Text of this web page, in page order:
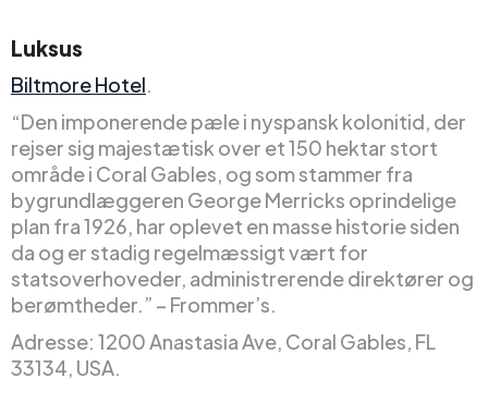
Luksus
Biltmore Hotel.
“Den imponerende pæle i nyspansk kolonitid, der
rejser sig majestætisk over et 150 hektar stort
område i Coral Gables, og som stammer fra
bygrundlæggeren George Merricks oprindelige
plan fra 1926, har oplevet en masse historie siden
da og er stadig regelmæssigt vært for
statsoverhoveder, administrerende direktører og
berømtheder.” – Frommer’s.
Adresse: 1200 Anastasia Ave, Coral Gables, FL
33134, USA.